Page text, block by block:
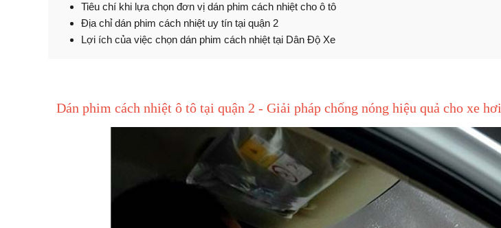
Tiêu chí khi lựa chọn đơn vị dán phim cách nhiệt cho ô tô
Địa chỉ dán phim cách nhiệt uy tín tại quận 2
Lợi ích của việc chọn dán phim cách nhiệt tại Dân Độ Xe
Dán phim cách nhiệt ô tô tại quận 2 - Giải pháp chống nóng hiệu quả cho xe